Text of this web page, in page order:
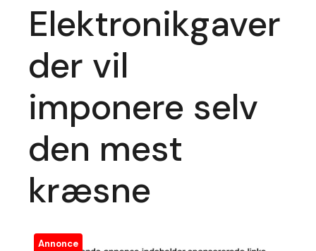
Elektronikgaver
der vil
imponere selv
den mest
kræsne
Annonce